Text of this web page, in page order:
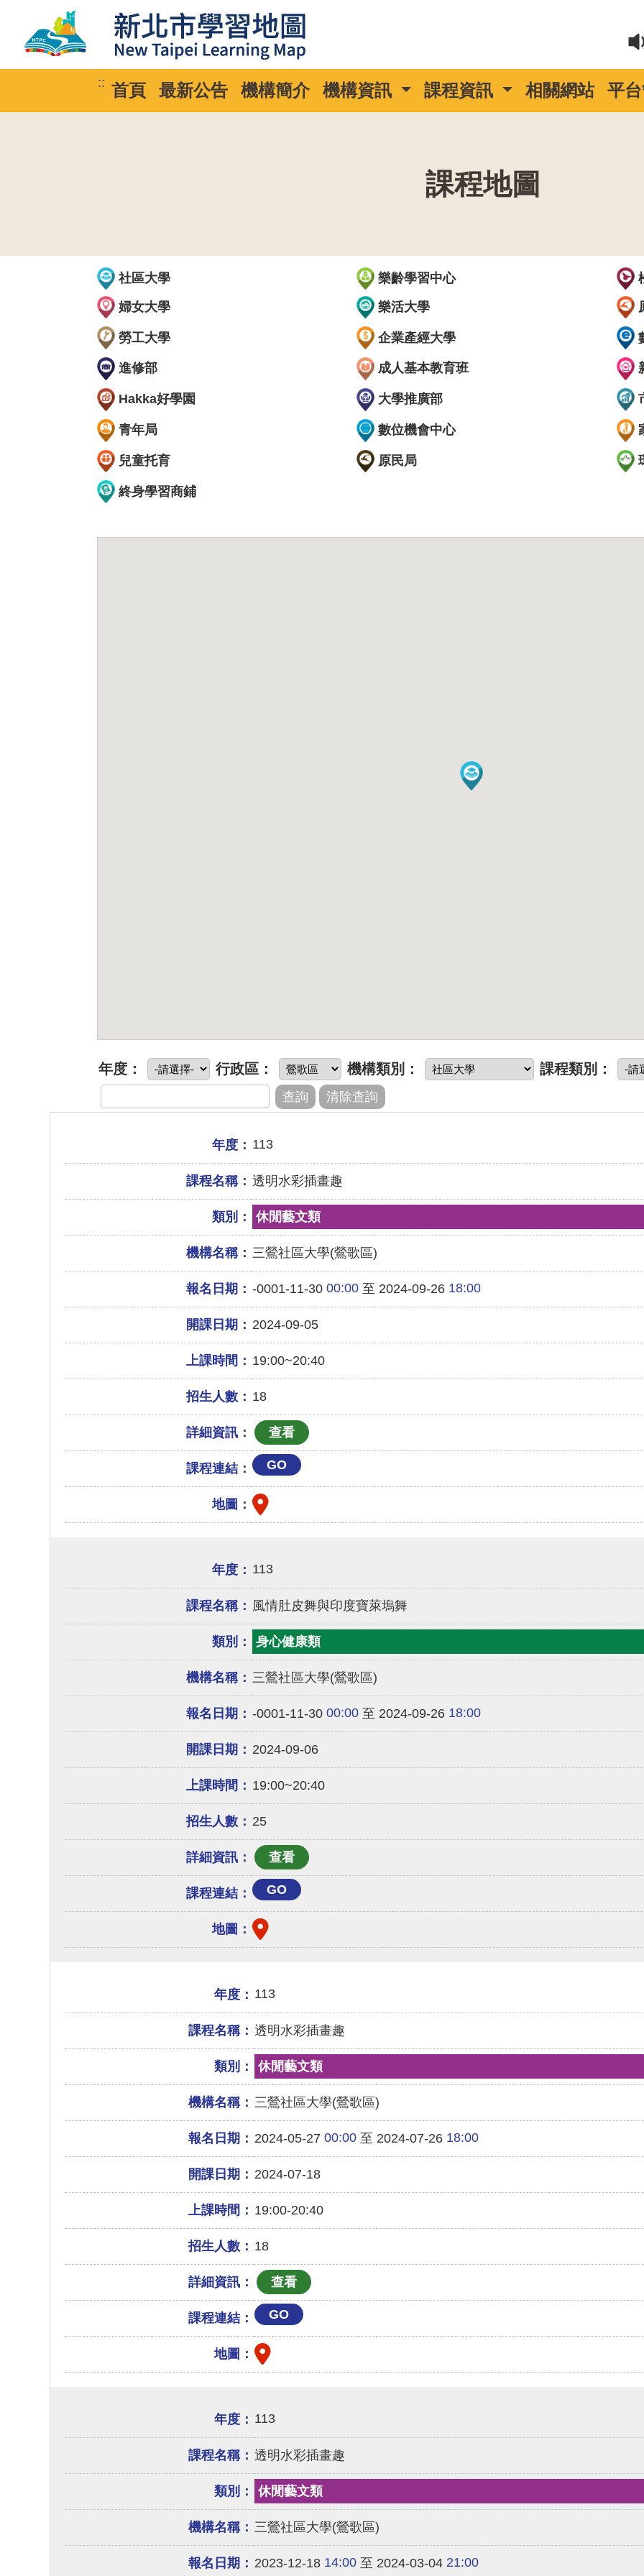
:: 首頁 最新公告 機構簡介 機構資訊 課程資訊 相關網站 平
課程地圖
社區大學
樂齡學習中心
婦女大學
樂活大學
勞工大學 企業產經大學
進修部 成人基本教育班
Hakka好學園 大學推廣部
青年局 數位機會中心
兒童托育 原民局
終身學習商鋪
年度： 行政區： 機構類別： 課程類別：
年度： 113
課程名稱： 透明水彩插畫趣
類別： 休閒藝文類
機構名稱： 三鶯社區大學(鶯歌區)
報名日期： -0001-11-3000:00至 2024-09-2618:00
開課日期： 2024-09-05
上課時間： 19:00~20:40
招生人數： 18
詳細資訊：
課程連結： GO
地圖：
年度： 113
課程名稱： 風情肚皮舞與印度寶萊塢舞
類別： 身心健康類
機構名稱： 三鶯社區大學(鶯歌區)
報名日期： -0001-11-3000:00至 2024-09-2618:00
開課日期： 2024-09-06
上課時間： 19:00~20:40
招生人數： 25
詳細資訊：
課程連結： GO
地圖：
年度： 113
課程名稱： 透明水彩插畫趣
類別： 休閒藝文類
機構名稱： 三鶯社區大學(鶯歌區)
報名日期： 2024-05-27 00:00至 2024-07-2618:00
開課日期： 2024-07-18
上課時間： 19:00-20:40
招生人數： 18
詳細資訊：
課程連結： GO
地圖：
年度： 113
課程名稱： 透明水彩插畫趣
類別： 休閒藝文類
機構名稱： 三鶯社區大學(鶯歌區)
報名日期： 2023-12-1814:00至 2024-03-0421:00